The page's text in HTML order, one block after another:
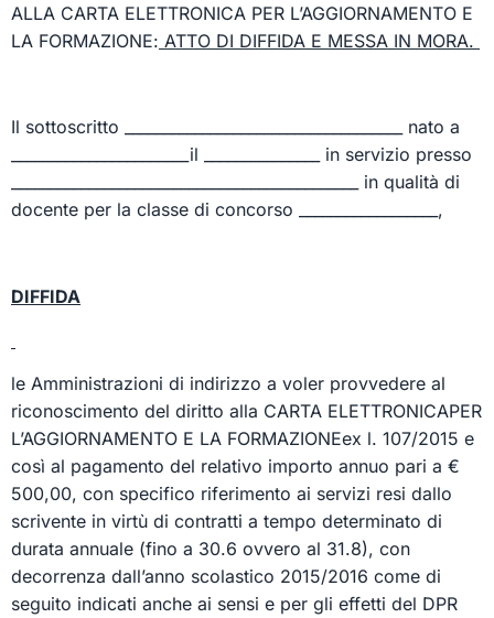
ALLA CARTA ELETTRONICA PER L’AGGIORNAMENTO E
LA FORMAZIONE: ATTO DI DIFFIDA E MESSA IN MORA.
Il sottoscritto ____________________________________ nato a
_______________________il _______________ in servizio presso
_____________________________________________ in qualità di
docente per la classe di concorso __________________,
DIFFIDA
le Amministrazioni di indirizzo a voler provvedere al
riconoscimento del diritto alla CARTA ELETTRONICAPER
L’AGGIORNAMENTO E LA FORMAZIONEex l. 107/2015 e
così al pagamento del relativo importo annuo pari a €
500,00, con specifico riferimento ai servizi resi dallo
scrivente in virtù di contratti a tempo determinato di
durata annuale (fino a 30.6 ovvero al 31.8), con
decorrenza dall’anno scolastico 2015/2016 come di
seguito indicati anche ai sensi e per gli effetti del DPR